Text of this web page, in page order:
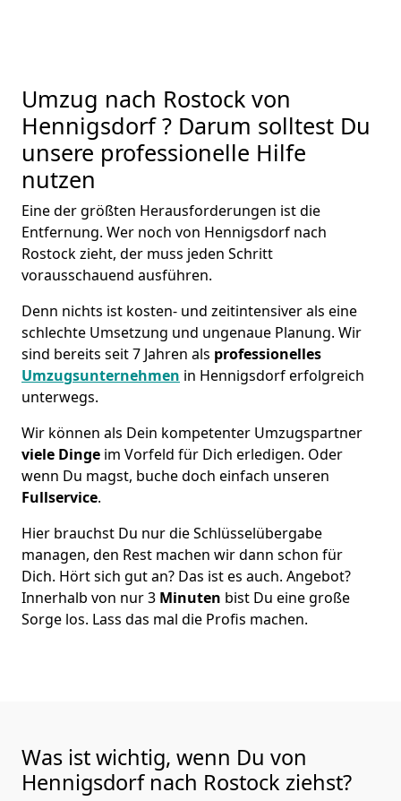
Umzug nach Rostock von
Hennigsdorf ? Darum solltest Du
unsere professionelle Hilfe
nutzen
Eine der größten Herausforderungen ist die
Entfernung. Wer noch von Hennigsdorf nach
Rostock zieht, der muss jeden Schritt
vorausschauend ausführen.
Denn nichts ist kosten- und zeitintensiver als eine
schlechte Umsetzung und ungenaue Planung. Wir
sind bereits seit 7 Jahren als professionelles
Umzugsunternehmen in Hennigsdorf erfolgreich
unterwegs.
Wir können als Dein kompetenter Umzugspartner
viele Dinge im Vorfeld für Dich erledigen. Oder
wenn Du magst, buche doch einfach unseren
Fullservice.
Hier brauchst Du nur die Schlüsselübergabe
managen, den Rest machen wir dann schon für
Dich. Hört sich gut an? Das ist es auch. Angebot?
Innerhalb von nur 3 Minuten bist Du eine große
Sorge los. Lass das mal die Profis machen.
Was ist wichtig, wenn Du von
Hennigsdorf nach Rostock ziehst?